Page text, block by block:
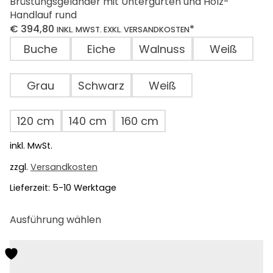
Handlauf rund
€ 394,80 INKL. MWST. EXKL. VERSANDKOSTEN*
Buche Eiche Walnuss Weiß
Grau Schwarz Weiß
120 cm 140 cm 160 cm
inkl. MwSt.
zzgl. Versandkosten
Lieferzeit: 5-10 Werktage
Ausführung wählenProdukt